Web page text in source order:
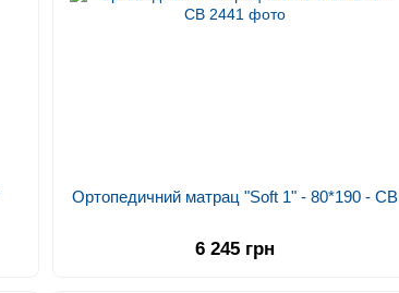
Ортопедичний матрац "Soft 1" - 80*190 - СВ
6 245 грн